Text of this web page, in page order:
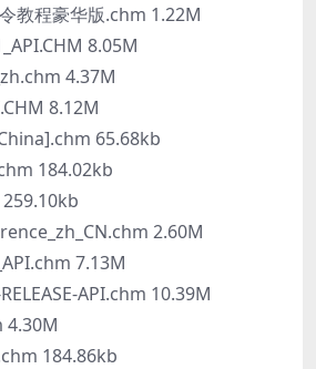
教程豪华版.chm 1.22M
8.05M
4.37M
8.12M
65.68kb
184.02kb
2.60M
7.13M
API.chm 10.39M
184.86kb